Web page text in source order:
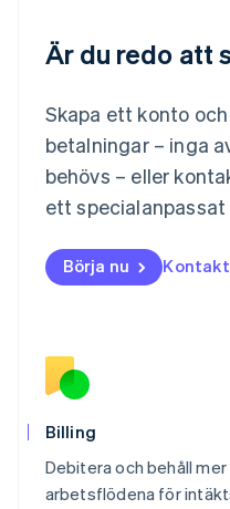
Är du redo att
Skapa ett konto
betalningar – inga
behövs – eller
ett
Börja nu
Billing
Debitera och behåll
arbetsflödena för
Malaysia
English
Mexiko
EspañolEnglish
Nederländerna
NederlandsEnglish
English
Nya Zeeland
Português
Rumänien
Schweiz
DeutschFrançaisItaliano
Singapore